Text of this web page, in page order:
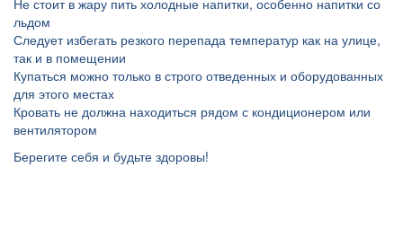
Не стоит в жару пить холодные напитки, особенно напитки со
льдом
Следует избегать резкого перепада температур как на улице,
так и в помещении
Купаться можно только в строго отведенных и оборудованных
для этого местах
Кровать не должна находиться рядом с кондиционером или
вентилятором
Берегите себя и будьте здоровы!